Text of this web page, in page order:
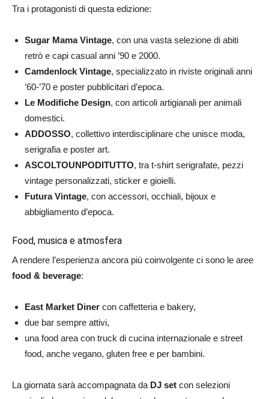
Tra i protagonisti di questa edizione:
Sugar Mama Vintage, con una vasta selezione di abiti
retrò e capi casual anni ’90 e 2000.
Camdenlock Vintage, specializzato in riviste originali anni
’60-’70 e poster pubblicitari d’epoca.
Le Modifiche Design, con articoli artigianali per animali
domestici.
ADDOSSO, collettivo interdisciplinare che unisce moda,
serigrafia e poster art.
ASCOLTOUNPODITUTTO, tra t-shirt serigrafate, pezzi
vintage personalizzati, sticker e gioielli.
Futura Vintage, con accessori, occhiali, bijoux e
abbigliamento d’epoca.
Food, musica e atmosfera
A rendere l’esperienza ancora più coinvolgente ci sono le aree
food & beverage:
East Market Diner con caffetteria e bakery,
due bar sempre attivi,
una food area con truck di cucina internazionale e street
food, anche vegano, gluten free e per bambini.
La giornata sarà accompagnata da DJ set con selezioni